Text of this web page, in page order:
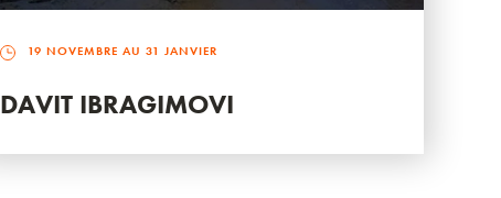
19 NOVEMBRE AU 31 JANVIER
DAVIT IBRAGIMOVI